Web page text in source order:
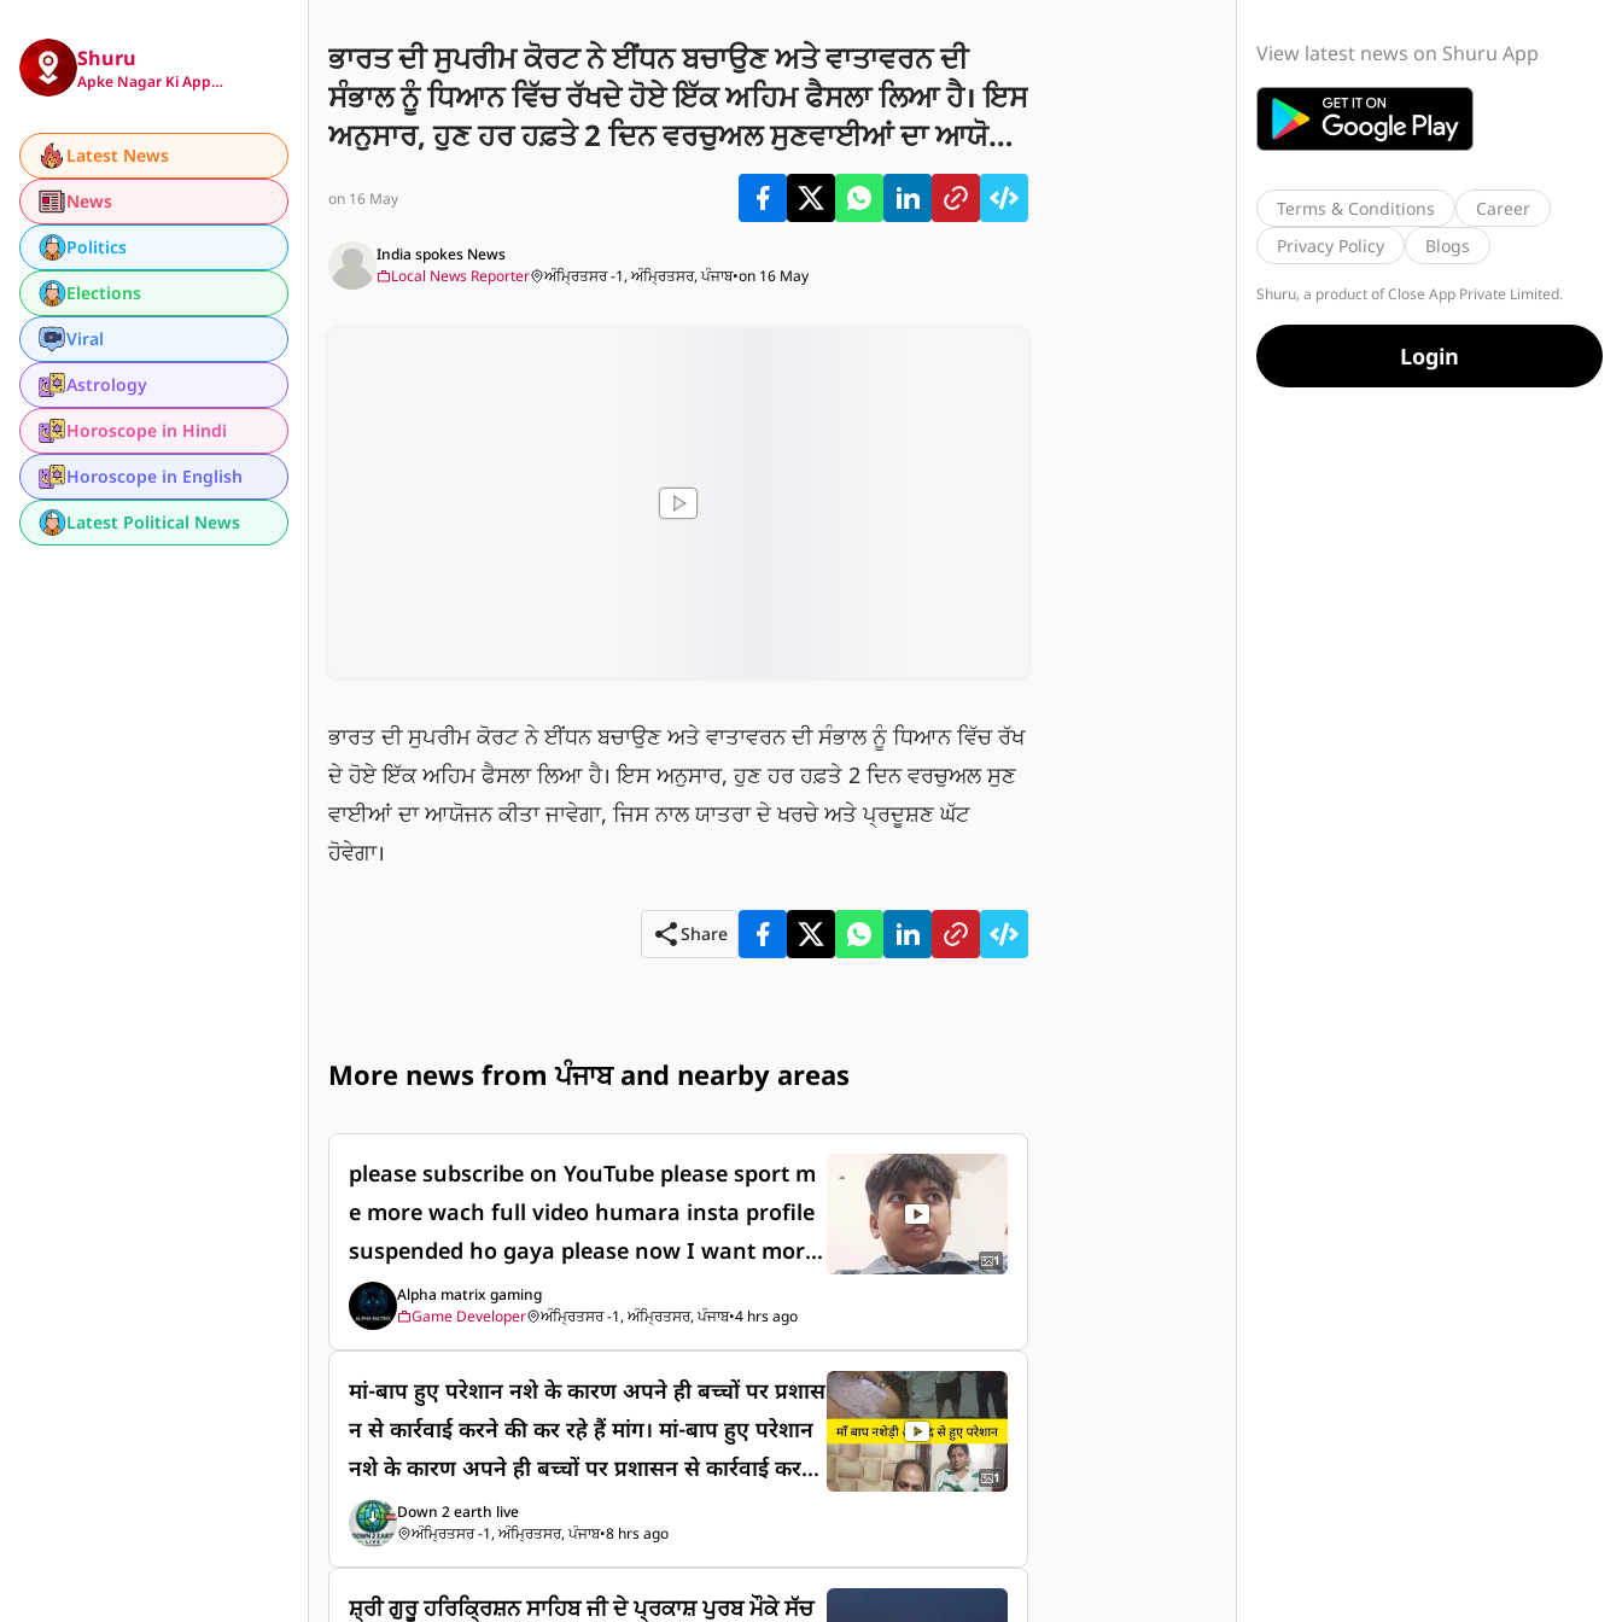
Shuru
Apke Nagar Ki App…
Latest News
News
Politics
Elections
Viral
Astrology
Horoscope in Hindi
Horoscope in English
Latest Political News
ਭਾਰਤ ਦੀ ਸੁਪਰੀਮ ਕੋਰਟ ਨੇ ਈਂਧਨ ਬਚਾਉਣ ਅਤੇ ਵਾਤਾਵਰਨ ਦੀ
ਸੰਭਾਲ ਨੂੰ ਧਿਆਨ ਵਿੱਚ ਰੱਖਦੇ ਹੋਏ ਇੱਕ ਅਹਿਮ ਫੈਸਲਾ ਲਿਆ ਹੈ। ਇਸ
ਅਨੁਸਾਰ, ਹੁਣ ਹਰ ਹਫ਼ਤੇ 2 ਦਿਨ ਵਰਚੁਅਲ ਸੁਣਵਾਈਆਂ ਦਾ ਆਯੋਜਨ
ਕੀਤਾ ਜਾਵੇਗਾ, ਜਿਸ ਨਾਲ ਯਾਤਰਾ ਦੇ ਖਰਚੇ ਅਤੇ ਪ੍ਰਦੂਸ਼ਣ ਘੱਟ
ਹੋਵੇਗਾ।
on 16 May
India spokes News
Local News Reporter
ਅੰਮ੍ਰਿਤਸਰ -1, ਅੰਮ੍ਰਿਤਸਰ, ਪੰਜਾਬ•on 16 May
ਭਾਰਤ ਦੀ ਸੁਪਰੀਮ ਕੋਰਟ ਨੇ ਈਂਧਨ ਬਚਾਉਣ ਅਤੇ ਵਾਤਾਵਰਨ ਦੀ ਸੰਭਾਲ ਨੂੰ ਧਿਆਨ ਵਿੱਚ ਰੱਖ
ਦੇ ਹੋਏ ਇੱਕ ਅਹਿਮ ਫੈਸਲਾ ਲਿਆ ਹੈ। ਇਸ ਅਨੁਸਾਰ, ਹੁਣ ਹਰ ਹਫ਼ਤੇ 2 ਦਿਨ ਵਰਚੁਅਲ ਸੁਣ
ਵਾਈਆਂ ਦਾ ਆਯੋਜਨ ਕੀਤਾ ਜਾਵੇਗਾ, ਜਿਸ ਨਾਲ ਯਾਤਰਾ ਦੇ ਖਰਚੇ ਅਤੇ ਪ੍ਰਦੂਸ਼ਣ ਘੱਟ
ਹੋਵੇਗਾ।
Share
More news from ਪੰਜਾਬ and nearby areas
please subscribe on YouTube please sport m
e more wach full video humara insta profile
suspended ho gaya please now I want more
sport
1
Alpha matrix gaming
Game Developer
ਅੰਮ੍ਰਿਤਸਰ -1, ਅੰਮ੍ਰਿਤਸਰ, ਪੰਜਾਬ•4 hrs ago
मां-बाप हुए परेशान नशे के कारण अपने ही बच्चों पर प्रशास
न से कार्रवाई करने की कर रहे हैं मांग। मां-बाप हुए परेशान
नशे के कारण अपने ही बच्चों पर प्रशासन से कार्रवाई करने
की कर रहे हैं मांग।
1
Down 2 earth live
ਅੰਮ੍ਰਿਤਸਰ -1, ਅੰਮ੍ਰਿਤਸਰ, ਪੰਜਾਬ•8 hrs ago
ਸ਼੍ਰੀ ਗੁਰੂ ਹਰਿਕ੍ਰਿਸ਼ਨ ਸਾਹਿਬ ਜੀ ਦੇ ਪ੍ਰਕਾਸ਼ ਪੁਰਬ ਮੌਕੇ ਸੱਚ
View latest news on Shuru App
Terms & Conditions
Career
Privacy Policy
Blogs
Shuru, a product of Close App Private Limited.
Login